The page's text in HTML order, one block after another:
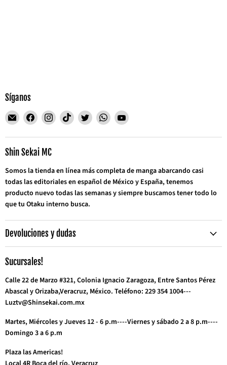
Síganos
Encuéntrenos
Correo
electrónico
Encuéntrenos
Facebook
Encuéntrenos
Instagram
Encuéntrenos
TikTok
Encuéntrenos
Twitter
Encuéntrenos
WhatsApp
Encuéntrenos
YouTube
Shin Sekai MC
Somos la tienda en línea más completa de manga abarcando casi
todas las editoriales en español de México y España, tenemos
producto nuevo todas las semanas y siempre buscamos tener todo lo
que tu Otaku interno busca.
Devoluciones y dudas
Sucursales!
Calle 22 de Marzo #321, Colonia Ignacio Zaragoza, Entre Santos Pérez
Abascal y Orizaba,Veracruz, México. Teléfono: 229 354 1004---
Luztv@Shinsekai.com.mx
Martes, Miércoles y Jueves 12 - 6 p.m----Viernes y sábado 2 a 8 p.m----
Domingo 3 a 6 p.m
Plaza las Americas!